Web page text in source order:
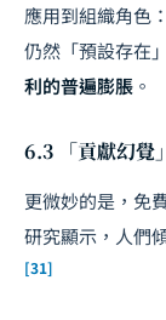
應用到組織角色
仍然「預設存在
利的普遍膨脹 。
6.3 「貢獻幻覺」
更微妙的是，免
研究顯示，人們
[31]